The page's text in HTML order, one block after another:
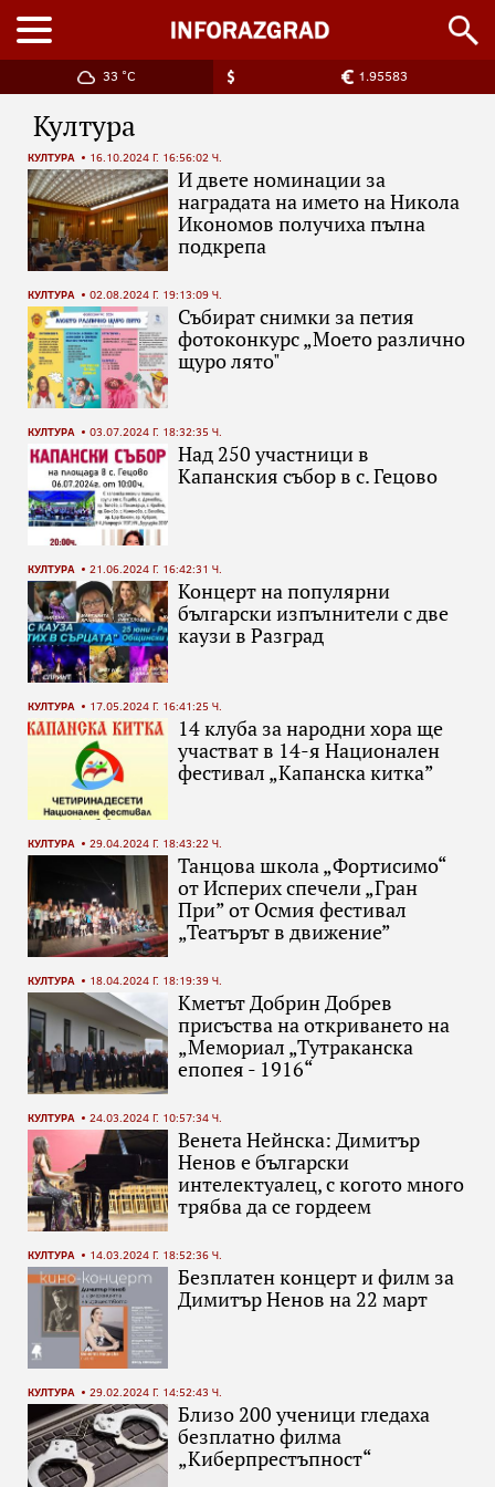
33 °C 1.95583
Култура
КУЛТУРА 16.10.2024 Г. 16:56:02 Ч.
И двете номинации за
наградата на името на Никола
Икономов получиха пълна
подкрепа
КУЛТУРА 02.08.2024 Г. 19:13:09 Ч.
Събират снимки за петия
фотоконкурс „Моето различно
щуро лято"
КУЛТУРА 03.07.2024 Г. 18:32:35 Ч.
Над 250 участници в
Капанския събор в с. Гецово
КУЛТУРА 21.06.2024 Г. 16:42:31 Ч.
Концерт на популярни
български изпълнители с две
каузи в Разград
КУЛТУРА 17.05.2024 Г. 16:41:25 Ч.
14 клуба за народни хора ще
участват в 14-я Национален
фестивал „Капанска китка”
КУЛТУРА 29.04.2024 Г. 18:43:22 Ч.
Танцова школа „Фортисимо“
от Исперих спечели „Гран
При” от Осмия фестивал
„Театърът в движение”
КУЛТУРА 18.04.2024 Г. 18:19:39 Ч.
Кметът Добрин Добрев
присъства на откриването на
„Мемориал „Тутраканска
епопея - 1916“
КУЛТУРА 24.03.2024 Г. 10:57:34 Ч.
Венета Нейнска: Димитър
Ненов е български
интелектуалец, с когото много
трябва да се гордеем
КУЛТУРА 14.03.2024 Г. 18:52:36 Ч.
Безплатен концерт и филм за
Димитър Ненов на 22 март
КУЛТУРА 29.02.2024 Г. 14:52:43 Ч.
Близо 200 ученици гледаха
безплатно филма
„Киберпрестъпност“